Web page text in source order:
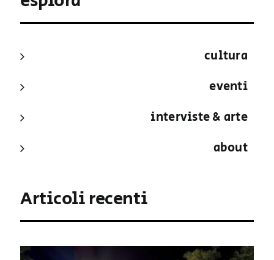
cultura
eventi
interviste & arte
about
Articoli recenti